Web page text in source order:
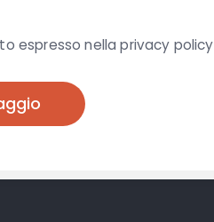
espresso nella privacy policy